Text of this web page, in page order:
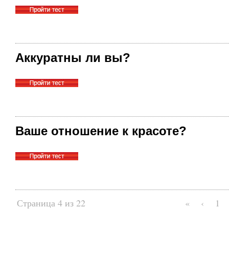
Аккуратны ли вы?
Ваше отношение к красоте?
Страница 4 из 22 « ‹ 1